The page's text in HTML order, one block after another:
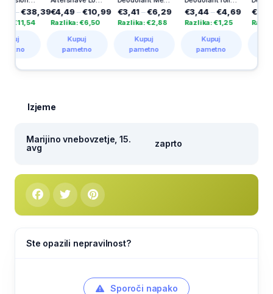
€4,49–€10,99
Razlika: €6,50
pametno
€3,41 –€6,29
Razlika: €2,88
pametno
€3,44 –€4,69
Razlika: €1,25
pametno
€3,41 –
Razlika:
Izjeme
Marijino vnebovzetje, 15.
avg
zaprto
Ste opazili nepravilnost?
Sporoči napako